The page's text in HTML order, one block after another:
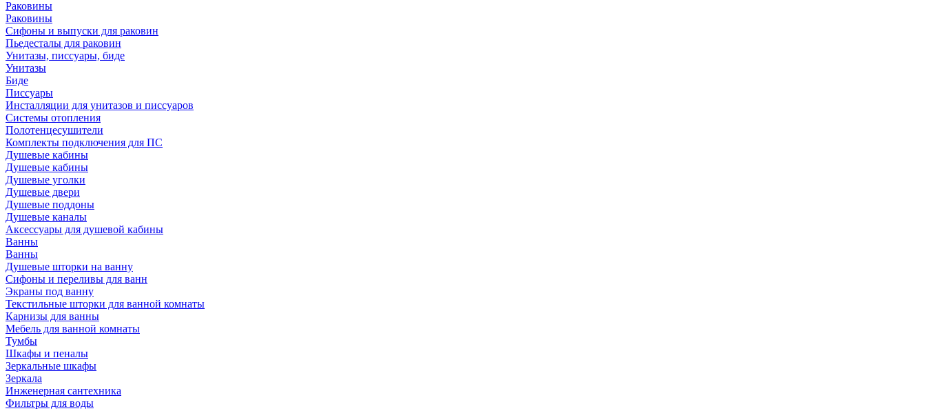
Раковины
Раковины
Сифоны и выпуски для раковин
Пьедесталы для раковин
Унитазы, писсуары, биде
Унитазы
Биде
Писсуары
Инсталляции для унитазов и писсуаров
Системы отопления
Полотенцесушители
Комплекты подключения для ПС
Душевые кабины
Душевые кабины
Душевые уголки
Душевые двери
Душевые поддоны
Душевые каналы
Аксессуары для душевой кабины
Ванны
Ванны
Душевые шторки на ванну
Сифоны и переливы для ванн
Экраны под ванну
Текстильные шторки для ванной комнаты
Карнизы для ванны
Мебель для ванной комнаты
Тумбы
Шкафы и пеналы
Зеркальные шкафы
Зеркала
Инженерная сантехника
Фильтры для воды